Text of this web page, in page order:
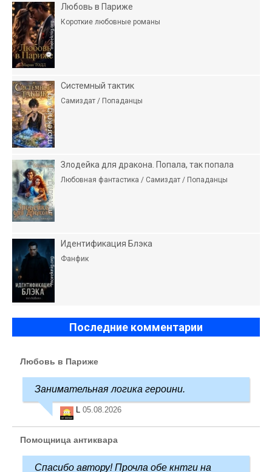
Любовь в Париже
Короткие любовные романы
Системный тактик
Самиздат / Попаданцы
Злодейка для дракона. Попала, так попала
Любовная фантастика / Самиздат / Попаданцы
Идентификация Блэка
Фанфик
Последние комментарии
Любовь в Париже
Занимательная логика героини.
L 05.08.2026
Помощница антиквара
Спасибо автору! Прочла обе кнтги на